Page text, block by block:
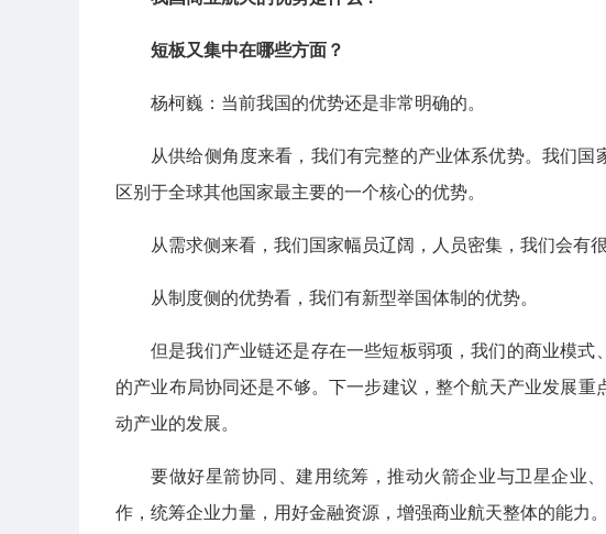
短板又集中在哪些方面？
杨柯巍：当前我国的优势还是非常明确的。
从供给侧角度来看，我们有完整的产业体系优势。我们
区别于全球其他国家最主要的一个核心的优势。
从需求侧来看，我们国家幅员辽阔，人员密集，我们会有很
从制度侧的优势看，我们有新型举国体制的优势。
但是我们产业链还是存在一些短板弱项，我们的商业模
的产业布局协同还是不够。下一步建议，整个航天产业发展
动产业的发展。
要做好星箭协同、建用统筹，推动火箭企业与卫星企业
作，统筹企业力量，用好金融资源，增强商业航天整体的能力。